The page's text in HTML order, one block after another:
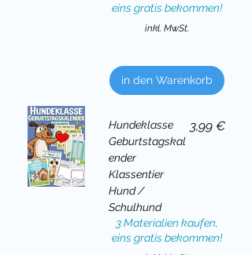
eins gratis bekommen!
inkl. MwSt.
in den Warenkorb
Hundeklasse
Geburtstagskal
ender
Klassentier
Hund /
Schulhund
Preis
3,99 €
3 Materialien kaufen,
eins gratis bekommen!